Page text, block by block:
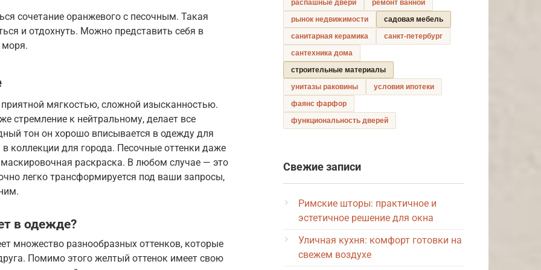
сочетание оранжевого с песочным. Такая
и отдохнуть. Можно представить себя в
моря.
мягкостью, сложной изысканностью.
стремление к нейтральному, делает все
тон он хорошо вписывается в одежду для
коллекции для города. Песочные оттенки даже
раскраска. В любом случае — это
легко трансформируется под ваши запросы,
в одежде?
множество разнообразных оттенков, которые
Помимо этого желтый оттенок имеет свою
распашные двери
ремонт ванной
рынок недвижимости
садовая мебель
санитарная керамика
санкт-петербург
сантехника дома
строительные материалы
унитазы раковины
условия ипотеки
фаянс фарфор
функциональность дверей
Свежие записи
Римские шторы: практичное и
эстетичное решение для окна
Уличная кухня: комфорт готовки на
свежем воздухе